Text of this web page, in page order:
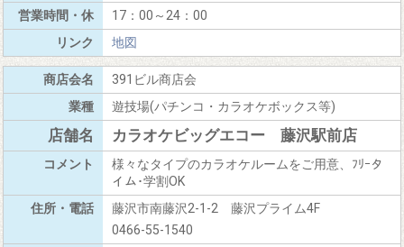
17：00～24：00
地図
391ビル商店会
遊技場(パチンコ・カラオケボックス等)
カラオケビッグエコー 藤沢駅前店
様々なタイプのカラオケルームをご用意、ﾌﾘｰタ
イム･学割OK
藤沢市南藤沢2-1-2 藤沢プライム4F
0466-55-1540